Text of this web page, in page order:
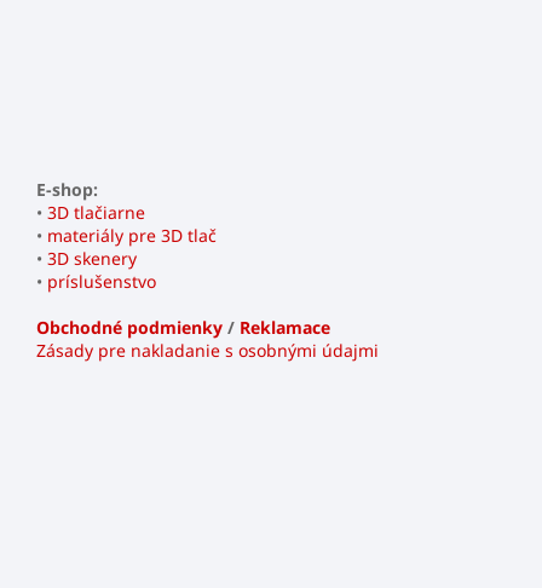
E-shop:
• 3D tlačiarne
• materiály pre 3D tlač
• 3D skenery
• príslušenstvo
Obchodné podmienky / Reklamace
Zásady pre nakladanie s osobnými údajmi